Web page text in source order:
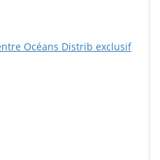
Océans Distrib exclusif